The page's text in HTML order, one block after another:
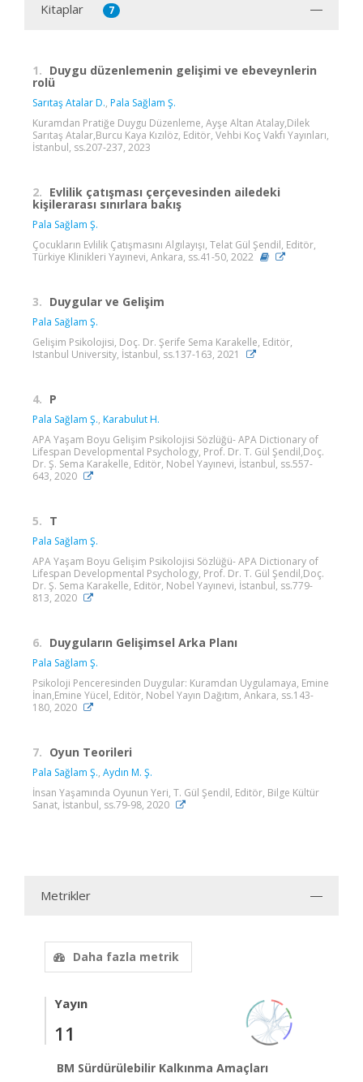
Kitaplar 7
1. Duygu düzenlemenin gelişimi ve ebeveynlerin
rolü
Sarıtaş Atalar D., Pala Sağlam Ş.
Kuramdan Pratiğe Duygu Düzenleme, Ayşe Altan Atalay,Dilek
Sarıtaş Atalar,Burcu Kaya Kızılöz, Editör, Vehbi Koç Vakfı Yayınları,
İstanbul, ss.207-237, 2023
2. Evlilik çatışması çerçevesinden ailedeki
kişilerarası sınırlara bakış
Pala Sağlam Ş.
Çocukların Evlilik Çatışmasını Algılayışı, Telat Gül Şendil, Editör,
Türkiye Klinikleri Yayınevi, Ankara, ss.41-50, 2022
3. Duygular ve Gelişim
Pala Sağlam Ş.
Gelişim Psikolojisi, Doç. Dr. Şerife Sema Karakelle, Editör,
Istanbul University, İstanbul, ss.137-163, 2021
4. P
Pala Sağlam Ş., Karabulut H.
APA Yaşam Boyu Gelişim Psikolojisi Sözlüğü- APA Dictionary of
Lifespan Developmental Psychology, Prof. Dr. T. Gül Şendil,Doç.
Dr. Ş. Sema Karakelle, Editör, Nobel Yayınevi, İstanbul, ss.557-
643, 2020
5. T
Pala Sağlam Ş.
APA Yaşam Boyu Gelişim Psikolojisi Sözlüğü- APA Dictionary of
Lifespan Developmental Psychology, Prof. Dr. T. Gül Şendil,Doç.
Dr. Ş. Sema Karakelle, Editör, Nobel Yayınevi, İstanbul, ss.779-
813, 2020
6. Duyguların Gelişimsel Arka Planı
Pala Sağlam Ş.
Psikoloji Penceresinden Duygular: Kuramdan Uygulamaya, Emine
İnan,Emine Yücel, Editör, Nobel Yayın Dağıtım, Ankara, ss.143-
180, 2020
7. Oyun Teorileri
Pala Sağlam Ş., Aydın M. Ş.
İnsan Yaşamında Oyunun Yeri, T. Gül Şendil, Editör, Bilge Kültür
Sanat, İstanbul, ss.79-98, 2020
Metrikler
Daha fazla metrik
Yayın
11
BM Sürdürülebilir Kalkınma Amaçları